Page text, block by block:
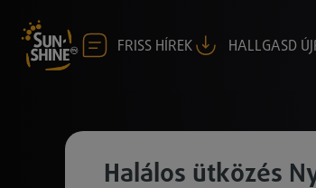
FRISS HÍREK HALLGASD
Halálos ütközés